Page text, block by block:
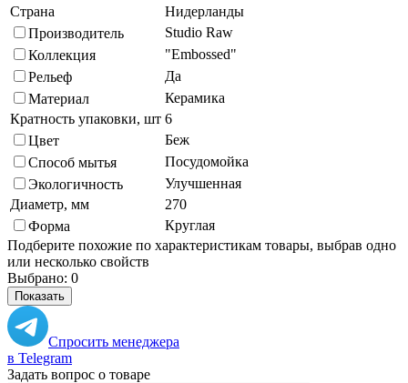
Страна
Нидерланды
Производитель
Studio Raw
Коллекция
"Embossed"
Рельеф
Да
Материал
Керамика
Кратность упаковки, шт 6
Цвет
Беж
Способ мытья
Посудомойка
Экологичность
Улучшенная
Диаметр, мм
270
Форма
Круглая
Подберите похожие по характеристикам товары, выбрав одно
или несколько свойств
Выбрано: 0
Показать
Спросить менеджера
в Telegram
Задать вопрос о товаре